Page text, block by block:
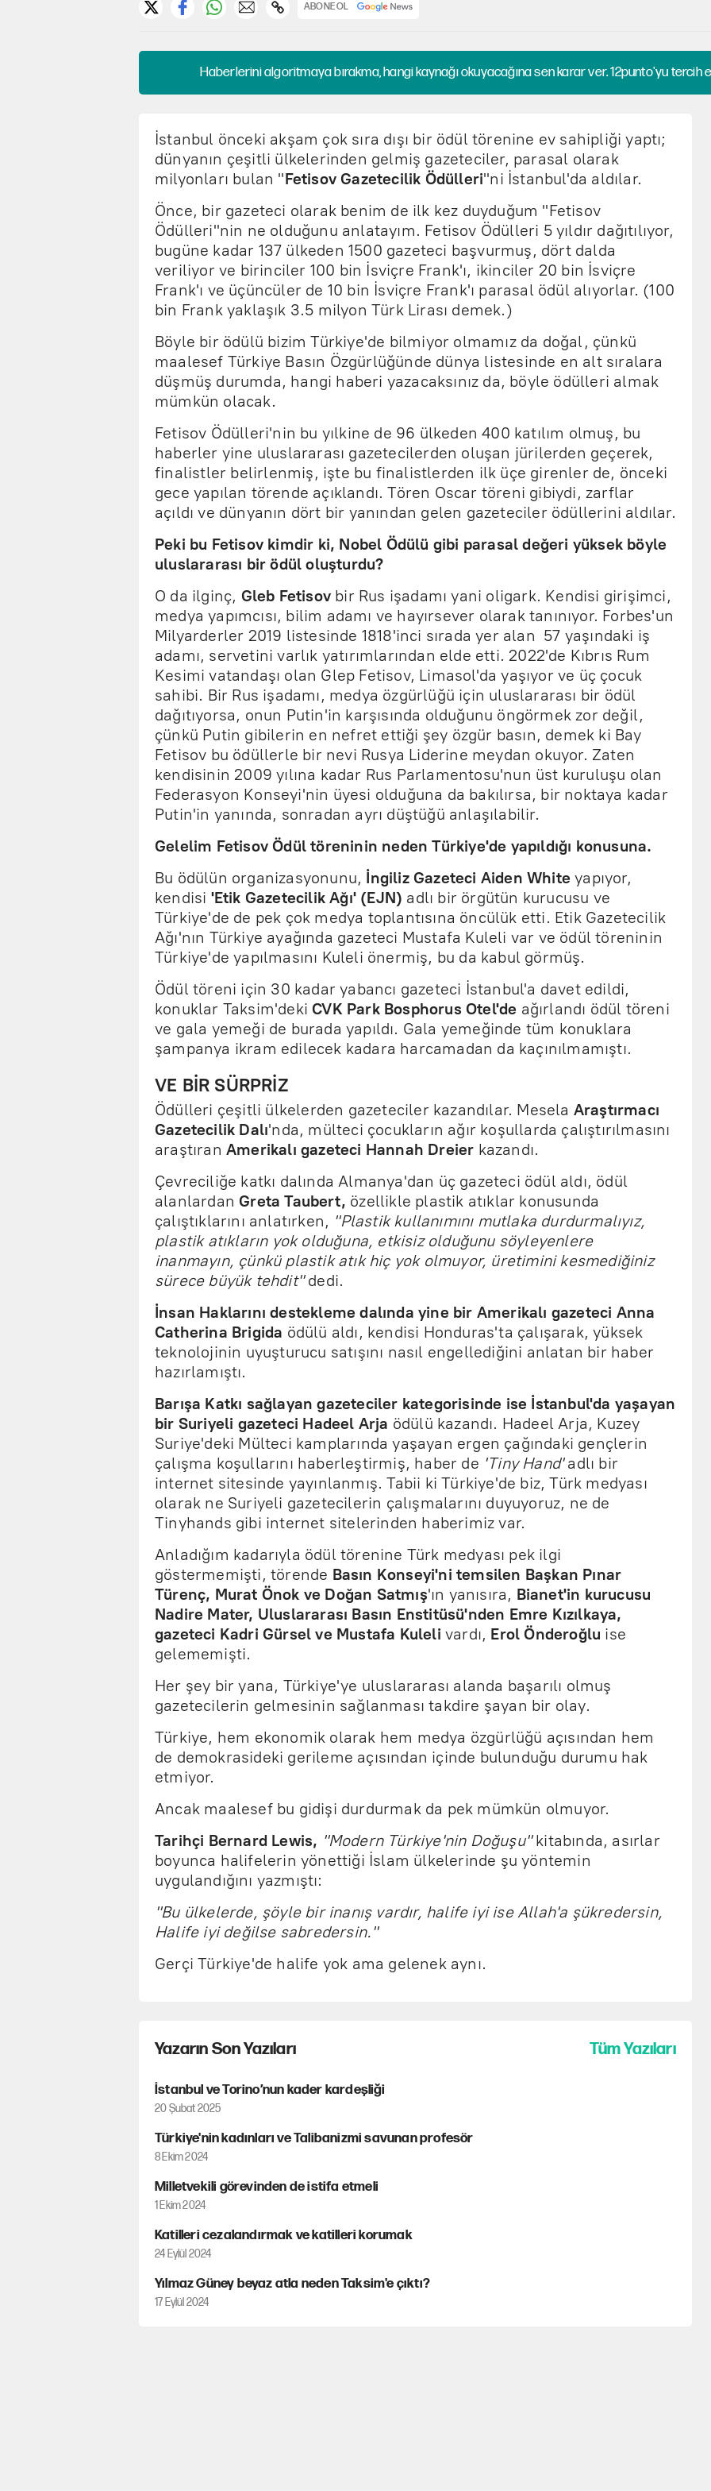
ABONE OL
Haberlerini algoritmaya bırakma, hangi kaynağı okuyacağına sen karar ver. 12punto'yu tercih
İstanbul önceki akşam çok sıra dışı bir ödül törenine ev sahipliği yaptı;
dünyanın çeşitli ülkelerinden gelmiş gazeteciler, parasal olarak
milyonları bulan "Fetisov Gazetecilik Ödülleri"ni İstanbul'da aldılar.
Önce, bir gazeteci olarak benim de ilk kez duyduğum "Fetisov
Ödülleri"nin ne olduğunu anlatayım. Fetisov Ödülleri 5 yıldır dağıtılıyor,
bugüne kadar 137 ülkeden 1500 gazeteci başvurmuş, dört dalda
veriliyor ve birinciler 100 bin İsviçre Frank'ı, ikinciler 20 bin İsviçre
Frank'ı ve üçüncüler de 10 bin İsviçre Frank'ı parasal ödül alıyorlar. (100
bin Frank yaklaşık 3.5 milyon Türk Lirası demek.)
Böyle bir ödülü bizim Türkiye'de bilmiyor olmamız da doğal, çünkü
maalesef Türkiye Basın Özgürlüğünde dünya listesinde en alt sıralara
düşmüş durumda, hangi haberi yazacaksınız da, böyle ödülleri almak
mümkün olacak.
Fetisov Ödülleri'nin bu yılkine de 96 ülkeden 400 katılım olmuş, bu
haberler yine uluslararası gazetecilerden oluşan jürilerden geçerek,
finalistler belirlenmiş, işte bu finalistlerden ilk üçe girenler de, önceki
gece yapılan törende açıklandı. Tören Oscar töreni gibiydi, zarflar
açıldı ve dünyanın dört bir yanından gelen gazeteciler ödüllerini aldılar.
Peki bu Fetisov kimdir ki, Nobel Ödülü gibi parasal değeri yüksek böyle
uluslararası bir ödül oluşturdu?
O da ilginç, Gleb Fetisov bir Rus işadamı yani oligark. Kendisi girişimci,
medya yapımcısı, bilim adamı ve hayırsever olarak tanınıyor. Forbes'un
Milyarderler 2019 listesinde 1818'inci sırada yer alan 57 yaşındaki iş
adamı, servetini varlık yatırımlarından elde etti. 2022'de Kıbrıs Rum
Kesimi vatandaşı olan Glep Fetisov, Limasol'da yaşıyor ve üç çocuk
sahibi. Bir Rus işadamı, medya özgürlüğü için uluslararası bir ödül
dağıtıyorsa, onun Putin'in karşısında olduğunu öngörmek zor değil,
çünkü Putin gibilerin en nefret ettiği şey özgür basın, demek ki Bay
Fetisov bu ödüllerle bir nevi Rusya Liderine meydan okuyor. Zaten
kendisinin 2009 yılına kadar Rus Parlamentosu'nun üst kuruluşu olan
Federasyon Konseyi'nin üyesi olduğuna da bakılırsa, bir noktaya kadar
Putin'in yanında, sonradan ayrı düştüğü anlaşılabilir.
Gelelim Fetisov Ödül töreninin neden Türkiye'de yapıldığı konusuna.
Bu ödülün organizasyonunu, İngiliz Gazeteci Aiden White yapıyor,
kendisi 'Etik Gazetecilik Ağı' (EJN) adlı bir örgütün kurucusu ve
Türkiye'de de pek çok medya toplantısına öncülük etti. Etik Gazetecilik
Ağı'nın Türkiye ayağında gazeteci Mustafa Kuleli var ve ödül töreninin
Türkiye'de yapılmasını Kuleli önermiş, bu da kabul görmüş.
Ödül töreni için 30 kadar yabancı gazeteci İstanbul'a davet edildi,
konuklar Taksim'deki CVK Park Bosphorus Otel'de ağırlandı ödül töreni
ve gala yemeği de burada yapıldı. Gala yemeğinde tüm konuklara
şampanya ikram edilecek kadara harcamadan da kaçınılmamıştı.
VE BİR SÜRPRİZ
Ödülleri çeşitli ülkelerden gazeteciler kazandılar. Mesela Araştırmacı
Gazetecilik Dalı'nda, mülteci çocukların ağır koşullarda çalıştırılmasını
araştıran Amerikalı gazeteci Hannah Dreier kazandı.
Çevreciliğe katkı dalında Almanya'dan üç gazeteci ödül aldı, ödül
alanlardan Greta Taubert, özellikle plastik atıklar konusunda
çalıştıklarını anlatırken, "Plastik kullanımını mutlaka durdurmalıyız,
plastik atıkların yok olduğuna, etkisiz olduğunu söyleyenlere
inanmayın, çünkü plastik atık hiç yok olmuyor, üretimini kesmediğiniz
sürece büyük tehdit"dedi.
İnsan Haklarını destekleme dalında yine bir Amerikalı gazeteci Anna
Catherina Brigida ödülü aldı, kendisi Honduras'ta çalışarak, yüksek
teknolojinin uyuşturucu satışını nasıl engellediğini anlatan bir haber
hazırlamıştı.
Barışa Katkı sağlayan gazeteciler kategorisinde ise İstanbul'da yaşayan
bir Suriyeli gazeteci Hadeel Arja ödülü kazandı. Hadeel Arja, Kuzey
Suriye'deki Mülteci kamplarında yaşayan ergen çağındaki gençlerin
çalışma koşullarını haberleştirmiş, haber de 'Tiny Hand'adlı bir
internet sitesinde yayınlanmış. Tabii ki Türkiye'de biz, Türk medyası
olarak ne Suriyeli gazetecilerin çalışmalarını duyuyoruz, ne de
Tinyhands gibi internet sitelerinden haberimiz var.
Anladığım kadarıyla ödül törenine Türk medyası pek ilgi
göstermemişti, törende Basın Konseyi'ni temsilen Başkan Pınar
Türenç, Murat Önok ve Doğan Satmış'ın yanısıra, Bianet'in kurucusu
Nadire Mater, Uluslararası Basın Enstitüsü'nden Emre Kızılkaya,
gazeteci Kadri Gürsel ve Mustafa Kuleli vardı, Erol Önderoğlu ise
gelememişti.
Her şey bir yana, Türkiye'ye uluslararası alanda başarılı olmuş
gazetecilerin gelmesinin sağlanması takdire şayan bir olay.
Türkiye, hem ekonomik olarak hem medya özgürlüğü açısından hem
de demokrasideki gerileme açısından içinde bulunduğu durumu hak
etmiyor.
Ancak maalesef bu gidişi durdurmak da pek mümkün olmuyor.
Tarihçi Bernard Lewis, "Modern Türkiye'nin Doğuşu"kitabında, asırlar
boyunca halifelerin yönettiği İslam ülkelerinde şu yöntemin
uygulandığını yazmıştı:
"Bu ülkelerde, şöyle bir inanış vardır, halife iyi ise Allah'a şükredersin,
Halife iyi değilse sabredersin."
Gerçi Türkiye'de halife yok ama gelenek aynı.
Yazarın Son Yazıları Tüm Yazıları
İstanbul ve Torino’nun kader kardeşliği
20 Şubat 2025
Türkiye'nin kadınları ve Talibanizmi savunan profesör
8 Ekim 2024
Milletvekili görevinden de istifa etmeli
1 Ekim 2024
Katilleri cezalandırmak ve katilleri korumak
24 Eylül 2024
Yılmaz Güney beyaz atla neden Taksim'e çıktı?
17 Eylül 2024